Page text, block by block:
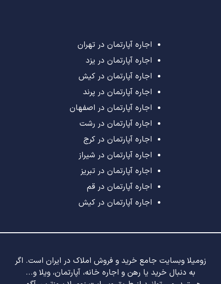
اجاره آپارتمان در تهران
اجاره آپارتمان در یزد
اجاره آپارتمان در کیش
اجاره آپارتمان در پرند
اجاره آپارتمان در اصفهان
اجاره آپارتمان در رشت
اجاره آپارتمان در کرج
اجاره آپارتمان در شیراز
اجاره آپارتمان در تبریز
اجاره آپارتمان در قم
اجاره آپارتمان در کیش
زومیلا وبسایت جامع خرید و فروش املاک در ایران است. اگر
به دنبال خرید یا رهن و اجاره خانه، آپارتمان، ویلا و...